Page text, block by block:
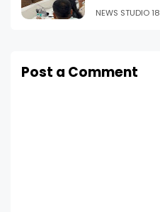
NEWS STUDIO 18
Post a Comment